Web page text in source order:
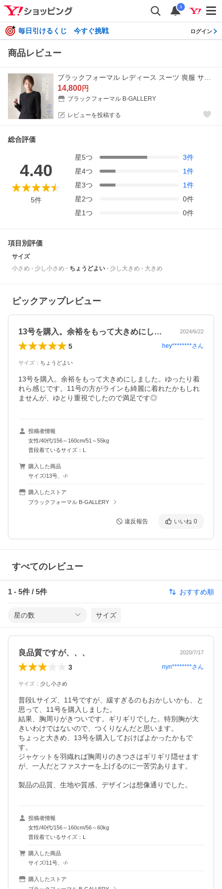
i
毎日引けるくじ 今すぐ挑戦 ログイン
商品レビュー
14,800円
ブラックフォーマル B-GALLERY
レビューを投稿する
総合評価
4.40
5件
星5つ 3件
星4つ 1件
星3つ 1件
星2つ 0件
星1つ 0件
項目別評価
サイズ
小さめ
少し小さめ ちょうどよい 少し大きめ 大きめ
ピックアップレビュー
13号を購入。余裕をもって大きめにしま… 2024/6/22
5 hey********さん
サイズ ： ちょうどよい
13号を購入。余裕をもって大きめにしました。ゆったり着
れら感じです。11号の方がラインも綺麗に着れたかもしれ
ませんが、ゆとり重視でしたので満足です◎
投稿者情報
女性/40代/156～160cm/51～55kg
普段着ているサイズ：L
購入した商品
サイズ/13号、-/-
購入したストア
ブラックフォーマル B-GALLERY
違反報告 いいね 0
すべてのレビュー
1 - 5件 / 5件 おすすめ順
星の数 サイズ
良品質ですが、、、 2020/7/17
3 nyn********さん
サイズ ： 少し小さめ
普段Lサイズ、11号ですが、緩すぎるのもおかしいかも、と
思って、11号を購入しました。
結果、胸周りがきついです。ギリギリでした。特別胸が大
きいわけではないので、つくりなんだと思います。
ちょっと大きめ、13号を購入しておけばよかったかもで
す。
ジャケットを羽織れば胸周りのきつさはギリギリ隠せます
が、一人だとファスナーを上げるのに一苦労あります。
製品の品質、生地や質感、デザインは想像通りでした。
投稿者情報
女性/40代/156～160cm/56～60kg
普段着ているサイズ：L
購入した商品
サイズ/11号、-/-
購入したストア